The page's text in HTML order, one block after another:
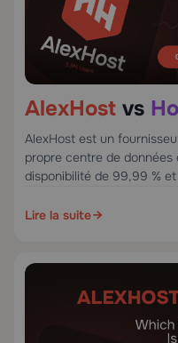
AlexHost vs
AlexHost est un
propre centre de données
disponibilité de 99,99 %
un fournisseur
Lire la suite